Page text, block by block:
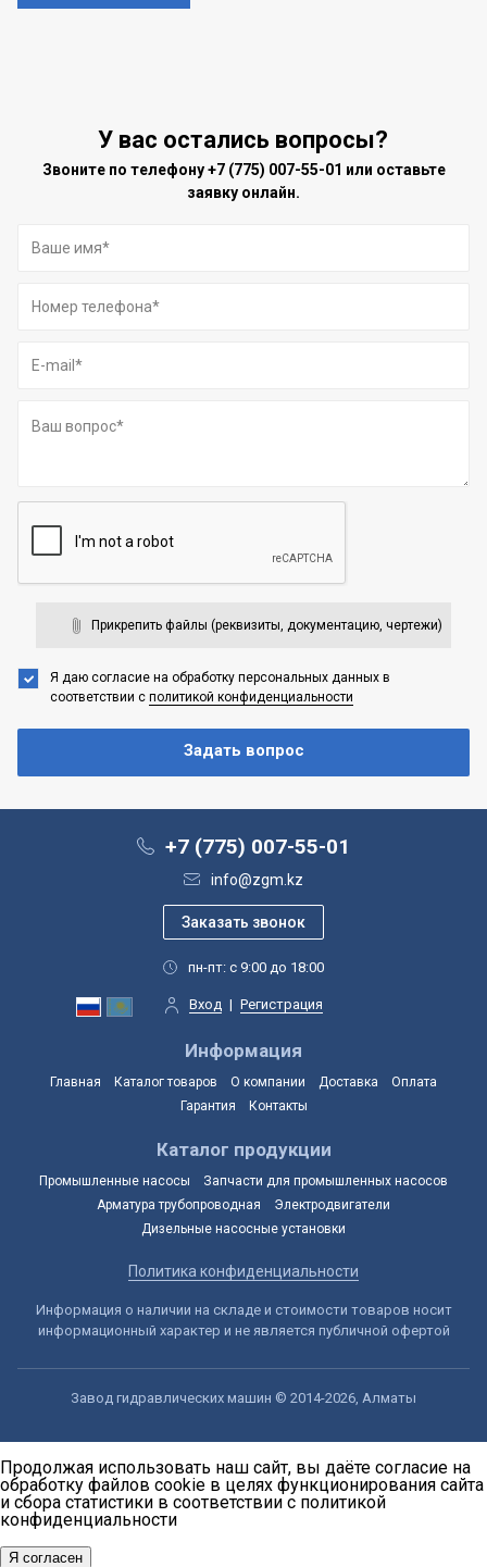
У вас остались вопросы?
Звоните по телефону+7 (775) 007-55-01 или оставьте
заявку онлайн.
Прикрепить файлы (реквизиты, документацию, чертежи)
Я даю согласие на обработку персональных данных в
соответствии с политикой конфиденциальности
+7 (775) 007-55-01
info@zgm.kz
пн-пт: с 9:00 до 18:00
Вход | Регистрация
Информация
Главная Каталог товаров О компании Доставка
Оплата
Гарантия
Контакты
Каталог продукции
Промышленные насосы
Запчасти для промышленных насосов
Арматура трубопроводная
Электродвигатели
Дизельные насосные установки
Политика конфиденциальности
Информация о наличии на складе и стоимости товаров носит
информационный характер и не является публичной офертой
Завод гидравлических машин © 2014-2026, Алматы
Продолжая использовать наш сайт, вы даёте согласие на
обработку файлов cookie в целях функционирования сайта
и сбора статистики в соответствии с политикой
конфиденциальности
Я согласен